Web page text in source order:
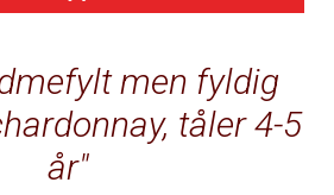
men fyldig
tåler 4-5
år